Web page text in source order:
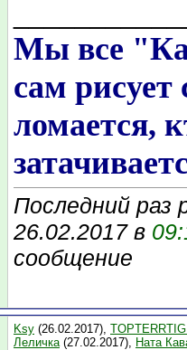
Мы все
сам рисует
ломается,
Последний раз
26.02.2017 в
сообщение
Ksy (26.02.2017),
Леличка(27.02.2017), Ната